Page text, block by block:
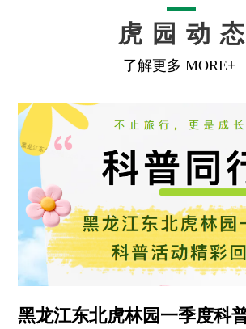
虎园动态
黑龙江东北虎林园一季度科